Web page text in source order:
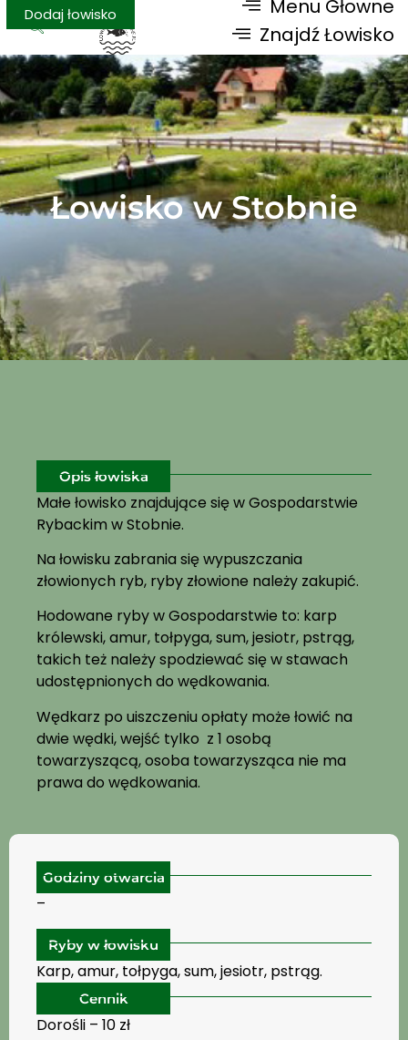
Znajdź Łowisko
Dodaj łowisko Menu Głowne
Łowisko w Stobnie
Opis łowiska
Małe łowisko znajdujące się w Gospodarstwie
Rybackim w Stobnie.
Na łowisku zabrania się wypuszczania
złowionych ryb, ryby złowione należy zakupić.
Hodowane ryby w Gospodarstwie to: karp
królewski, amur, tołpyga, sum, jesiotr, pstrąg,
takich też należy spodziewać się w stawach
udostępnionych do wędkowania.
Wędkarz po uiszczeniu opłaty może łowić na
dwie wędki, wejść tylko z 1 osobą
towarzyszącą, osoba towarzysząca nie ma
prawa do wędkowania.
Godziny otwarcia
–
Ryby w łowisku
Karp, amur, tołpyga, sum, jesiotr, pstrąg.
Cennik
Dorośli – 10 zł